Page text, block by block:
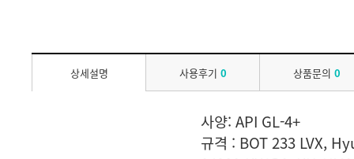
상세설명 사용후기 0 상품문의 0
사양: API GL-4+
규격 : BOT 233 LVX,